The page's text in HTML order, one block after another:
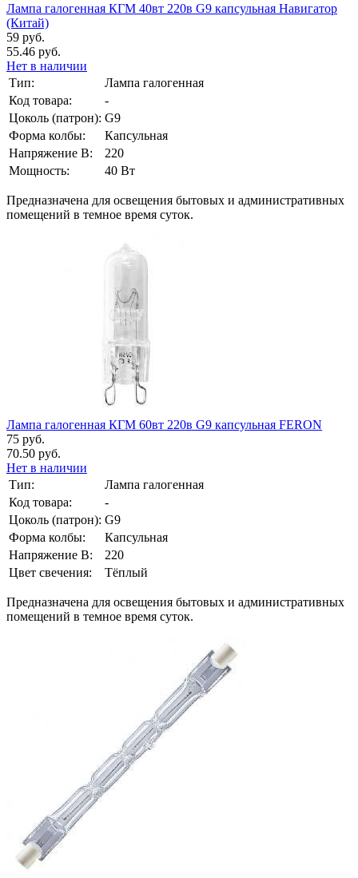
Лампа галогенная КГМ 40вт 220в G9 капсульная Навигатор
(Китай)
59 руб.
55.46 руб.
Нет в наличии
Тип:
Лампа галогенная
Код товара:
-
Цоколь (патрон): G9
Форма колбы:
Капсульная
Напряжение В:
220
Мощность:
40 Вт
Предназначена для освещения бытовых и административных
помещений в темное время суток.
Лампа галогенная КГМ 60вт 220в G9 капсульная FERON
75 руб.
70.50 руб.
Нет в наличии
Тип:
Лампа галогенная
Код товара:
-
Цоколь (патрон): G9
Форма колбы:
Капсульная
Напряжение В:
220
Цвет свечения:
Тёплый
Предназначена для освещения бытовых и административных
помещений в темное время суток.